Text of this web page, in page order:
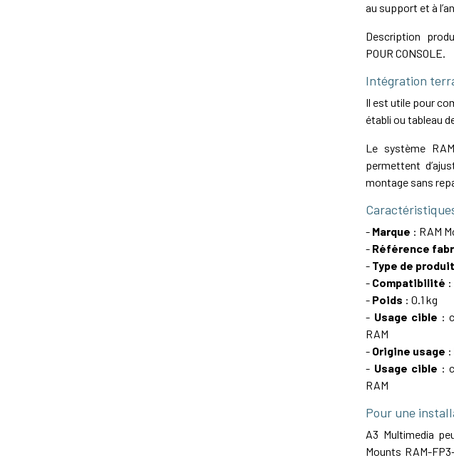
au support et à
Description
POUR CONSOLE.
Intégration
Il est utile pour
établi ou tableau
Le système
permettent
montage sans
- Marque : RAM
- Référence
- Type de produit
- Compatibilité :
- Poids : 0.1 kg
- Usage cible :
RAM
- Origine usage :
- Usage cible :
RAM
Pour une
A3 Multimedia
Mounts RAM-